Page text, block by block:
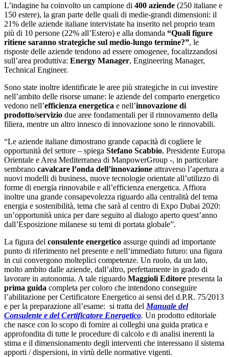
L’indagine ha coinvolto un campione di 400 aziende (250 italiane e
150 estere), la gran parte delle quali di medie-grandi dimensioni: il
21% delle aziende italiane intervistate ha inserito nel proprio team
più di 10 persone (22% all’Estero) e alla domanda “Quali figure
ritiene saranno strategiche sul medio-lungo termine?”, le
risposte delle aziende tendono ad essere omogenee, focalizzandosi
sull’area produttiva: Energy Manager, Engineering Manager,
Technical Engineer.
Sono state inoltre identificate le aree più strategiche in cui investire
nell’ambito delle risorse umane: le aziende del comparto energetico
vedono nell’efficienza energetica e nell’innovazione di
prodotto/servizio due aree fondamentali per il rinnovamento della
filiera, mentre un altro innesco di innovazione sono le rinnovabili.
“Le aziende italiane dimostrano grande capacità di cogliere le
opportunità del settore – spiega Stefano Scabbio, Presidente Europa
Orientale e Area Mediterranea di ManpowerGroup -, in particolare
sembrano cavalcare l’onda dell’innovazione attraverso l’apertura a
nuovi modelli di business, nuove tecnologie orientate all’utilizzo di
forme di energia rinnovabile e all’efficienza energetica. Affiora
inoltre una grande consapevolezza riguardo alla centralità del tema
energia e sostenibilità, tema che sarà al centro di Expo Dubai 2020:
un’opportunità unica per dare seguito al dialogo aperto quest’anno
dall’Esposizione milanese su temi di portata globale”.
La figura del consulente energetico assurge quindi ad importante
punto di riferimento nel presente e nell‘immediato futuro: una figura
in cui convergono molteplici competenze. Un ruolo, da un lato,
molto ambito dalle aziende, dall’altro, perfettamente in grado di
lavorare in autonomia. A tale riguardo Maggioli Editore presenta la
prima guida completa per coloro che intendono conseguire
l’abilitazione per Certificatore Energetico ai sensi del d.P.R. 75/2013
e per la preparazione all’esame: si tratta del Manuale del
Consulente e del Certificatore Energetico. Un prodotto editoriale
che nasce con lo scopo di fornire ai colleghi una guida pratica e
approfondita di tutte le procedure di calcolo e di analisi inerenti la
stima e il dimensionamento degli interventi che interessano il sistema
apporti / dispersioni, in virtù delle normative vigenti.